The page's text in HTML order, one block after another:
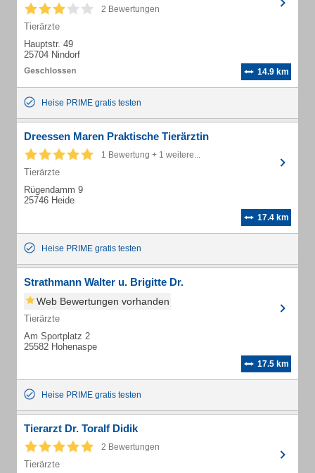
2 Bewertungen
Tierärzte
Hauptstr. 49
25704 Nindorf
14.9 km
Heise PRIME gratis testen
Dreessen Maren Praktische Tierärztin
1 Bewertung + 1 weitere...
Tierärzte
Rügendamm 9
25746 Heide
17.4 km
Heise PRIME gratis testen
Strathmann Walter u. Brigitte Dr.
Web Bewertungen vorhanden
Tierärzte
Am Sportplatz 2
25582 Hohenaspe
17.5 km
Heise PRIME gratis testen
Tierarzt Dr. Toralf Didik
2 Bewertungen
Tierärzte